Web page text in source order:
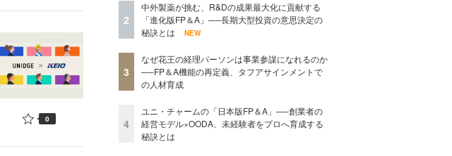
0
2
中外製薬が挑む、R&Dの成果最大化に貢献する
「進化版FP＆A」──長期大型投資の意思決定の
秘訣とは
NEW
3
なぜ花王の経理パーソンは事業参謀になれるのか
──FP＆A機能の再定義、タフアサインメントで
の人材育成
4
ユニ・チャームの「日本版FP＆A」──創業者の
経営モデル×OODA、未経験者をプロへ育成する
秘訣とは